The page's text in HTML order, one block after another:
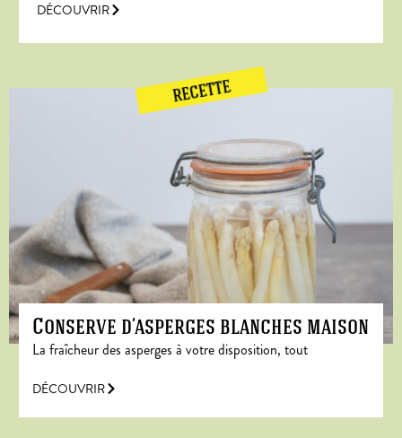
DÉCOUVRIR
RECETTE
Conserve d’asperges blanches maison
La fraîcheur des asperges à votre disposition, tout
DÉCOUVRIR